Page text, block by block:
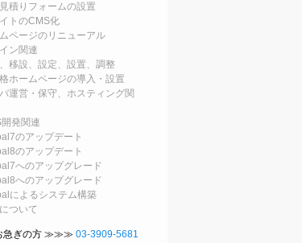
積りフォームの設置
トのCMS化
ページのリニューアル
ン関連
移設、設定、設置、調整
ホームページの導入・設置
運営・保守、ホスティング関
発関連
のアップデート
のアップデート
へのアップグレード
へのアップグレード
によるシステム構築
ついて
ぎの方 ≫≫≫ 03-3909-5681